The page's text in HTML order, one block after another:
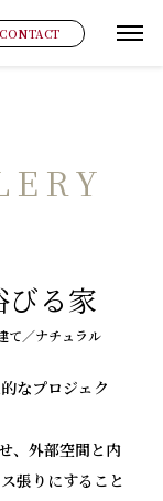
CONTACT グ
びる家
て／ナチュラル
なプロジェク
、外部空間と内
張りにすること